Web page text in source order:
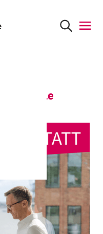
als alle